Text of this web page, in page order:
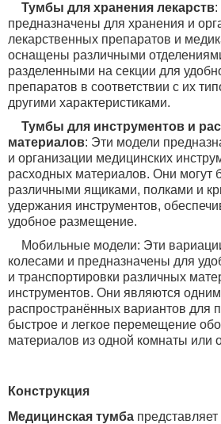
Тумбы для хранения лекарств:
предназначены для хранения и
лекарственных препаратов и
оснащены различными
разделенными на секции для
препаратов в соответствии с их
другими характеристиками.
Тумбы для инструментов и
материалов: Эти модели
и организации медицинских
расходных материалов. Они могут
различными ящиками, полками и
удержания инструментов,
удобное размещение.
Мобильные модели: Эти
колесами и предназначены для
и транспортировки различных
инструментов. Они являются
распространённых вариантов для
быстрое и легкое перемещение
материалов из одной комнаты или
Конструкция
Медицинская тумба